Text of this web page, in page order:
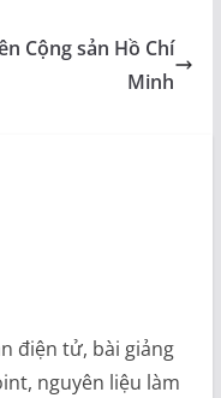
Cộng sản Hồ Chí
Minh
điện tử, bài giảng
nguyên liệu làm